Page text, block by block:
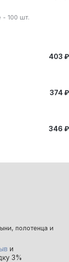
- 100 шт.
403 ₽
374 ₽
346 ₽
полотенца и
и
3%